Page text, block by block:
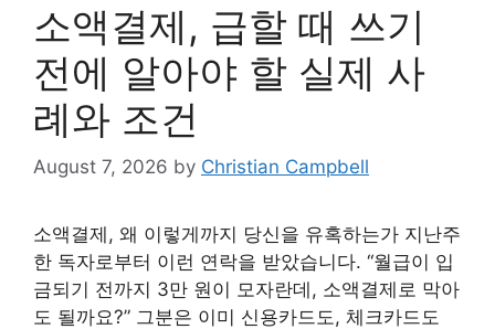
소액결제, 급할 때 쓰기
전에 알아야 할 실제 사
례와 조건
August 7, 2026 by Christian Campbell
소액결제, 왜 이렇게까지 당신을 유혹하는가 지난주
한 독자로부터 이런 연락을 받았습니다. “월급이 입
금되기 전까지 3만 원이 모자란데, 소액결제로 막아
도 될까요?” 그분은 이미 신용카드도, 체크카드도